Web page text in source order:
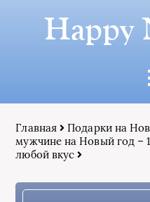
Happy
Главная Подарки на
мужчине на Новый год –
любой вкус